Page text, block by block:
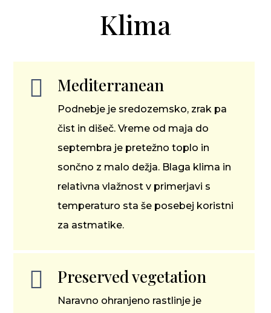
Klima
 Mediterranean
Podnebje je sredozemsko, zrak pa
čist in dišeč. Vreme od maja do
septembra je pretežno toplo in
sončno z malo dežja. Blaga klima in
relativna vlažnost v primerjavi s
temperaturo sta še posebej koristni
za astmatike.
 Preserved vegetation
Naravno ohranjeno rastlinje je